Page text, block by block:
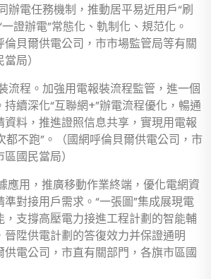
辦電任務機制，推動居平易近用戶“刷
證辦電”常態化、軌制化、規范化。
倫貝爾供電公司，市市場監管局等有關
局）
流程。加強用電報裝流程監管，進一個
續深化“互聯網+”辦電流程優化，暢通
料，推進證照信息共享，實現用電報
都不跑”。（國網呼倫貝爾供電公司，市
國民當局）
應用，推廣移動作業終端，優化電網資
對接用戶需求。“一張圖”集成展現電
支撐高壓電力接進工程計劃的智能輔
陞供電計劃的答復效力并保證通明
供電公司，市直有關部門，各旗市區國